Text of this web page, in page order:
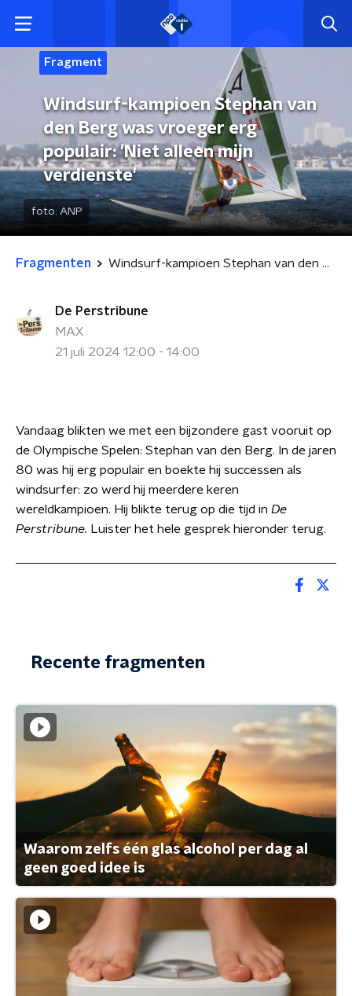
Fragment
Windsurf-kampioen Stephan van
den Berg was vroeger erg
populair: 'Niet alleen mijn
verdienste'
foto: ANP
Fragmenten Windsurf-kampioen Stephan van den Berg was vroeger erg populair: 'Niet alleen mijn verdienste'
De Perstribune
MAX
21 juli 2024 12:00 - 14:00
Vandaag blikten we met een bijzondere gast vooruit op
de Olympische Spelen: Stephan van den Berg. In de jaren
80 was hij erg populair en boekte hij successen als
windsurfer: zo werd hij meerdere keren
wereldkampioen. Hij blikte terug op die tijd in De
Perstribune. Luister het hele gesprek hieronder terug.
Recente fragmenten
Waarom zelfs één glas alcohol per dag al
geen goed idee is